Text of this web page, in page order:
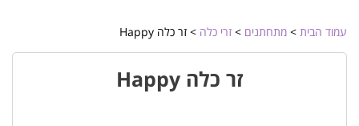
עמוד הבית > מתחתנים > זרי כלה > זר כלה Happy
זר כלה Happy